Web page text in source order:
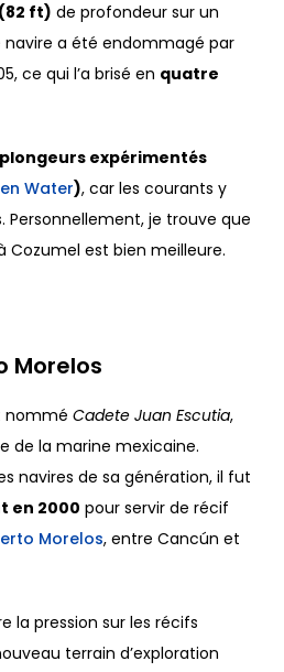
ft) de profondeur sur un
navire a été endommagé par
ce qui l’a brisé en quatre
plongeurs expérimentés
Water), car les courants y
Personnellement, je trouve que
Cozumel est bien meilleure.
Morelos
nommé Cadete Juan Escutia,
de la marine mexicaine.
navires de sa génération, il fut
en 2000 pour servir de récif
Morelos, entre Cancún et
la pression sur les récifs
terrain d’exploration